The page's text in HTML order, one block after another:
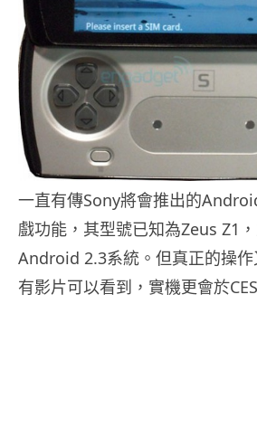
一直有傳Sony將會推出的
戲功能，其型號已知為Zeus Z1
Android 2.3系統。但真正的操
有影片可以看到，實機更會於